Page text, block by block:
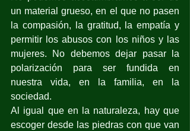
un material grueso, en el que no pasen
la compasión, la gratitud, la empatía y
permitir los abusos con los niños y las
mujeres. No debemos dejar pasar la
polarización para ser fundida en
nuestra vida, en la familia, en la
sociedad.
Al igual que en la naturaleza, hay que
escoger desde las piedras con que van